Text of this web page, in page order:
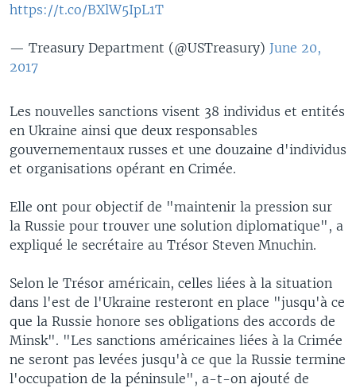
https://t.co/BXlW5IpL1T
— Treasury Department (@USTreasury) June 20,
2017
Les nouvelles sanctions visent 38 individus et entités
en Ukraine ainsi que deux responsables
gouvernementaux russes et une douzaine d'individus
et organisations opérant en Crimée.
Elle ont pour objectif de "maintenir la pression sur
la Russie pour trouver une solution diplomatique", a
expliqué le secrétaire au Trésor Steven Mnuchin.
Selon le Trésor américain, celles liées à la situation
dans l'est de l'Ukraine resteront en place "jusqu'à ce
que la Russie honore ses obligations des accords de
Minsk". "Les sanctions américaines liées à la Crimée
ne seront pas levées jusqu'à ce que la Russie termine
l'occupation de la péninsule", a-t-on ajouté de